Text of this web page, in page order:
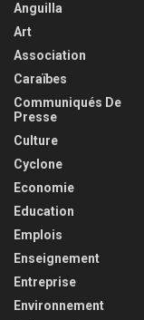
Anguilla
Art
Association
Caraïbes
Communiqués De
Presse
Culture
Cyclone
Economie
Education
Emplois
Enseignement
Entreprise
Environnement